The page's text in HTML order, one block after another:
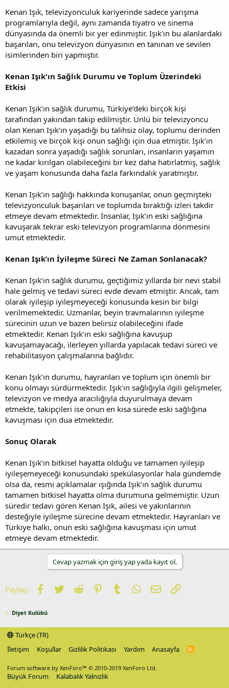
Kenan Işık, televizyonculuk kariyerinde sadece yarışma
programlarıyla değil, aynı zamanda tiyatro ve sinema
dünyasında da önemli bir yer edinmiştir. Işık’ın bu alanlardaki
başarıları, onu televizyon dünyasının en tanınan ve sevilen
isimlerinden biri yapmıştır.
Kenan Işık'ın Sağlık Durumu ve Toplum Üzerindeki
Etkisi
Kenan Işık’ın sağlık durumu, Türkiye’deki birçok kişi
tarafından yakından takip edilmiştir. Ünlü bir televizyoncu
olan Kenan Işık’ın yaşadığı bu talihsiz olay, toplumu derinden
etkilemiş ve birçok kişi onun sağlığı için dua etmiştir. Işık’ın
kazadan sonra yaşadığı sağlık sorunları, insanların yaşamın
ne kadar kırılgan olabileceğini bir kez daha hatırlatmış, sağlık
ve yaşam konusunda daha fazla farkındalık yaratmıştır.
Kenan Işık’ın sağlığı hakkında konuşanlar, onun geçmişteki
televizyonculuk başarıları ve toplumda bıraktığı izleri takdir
etmeye devam etmektedir. İnsanlar, Işık’ın eski sağlığına
kavuşarak tekrar eski televizyon programlarına dönmesini
umut etmektedir.
Kenan Işık’ın İyileşme Süreci Ne Zaman Sonlanacak?
Kenan Işık’ın sağlık durumu, geçtiğimiz yıllarda bir nevi stabil
hale gelmiş ve tedavi süreci evde devam etmiştir. Ancak, tam
olarak iyileşip iyileşmeyeceği konusunda kesin bir bilgi
verilmemektedir. Uzmanlar, beyin travmalarının iyileşme
sürecinin uzun ve bazen belirsiz olabileceğini ifade
etmektedir. Kenan Işık’ın eski sağlığına kavuşup
kavuşamayacağı, ilerleyen yıllarda yapılacak tedavi süreci ve
rehabilitasyon çalışmalarına bağlıdır.
Kenan Işık’ın durumu, hayranları ve toplum için önemli bir
konu olmayı sürdürmektedir. Işık’ın sağlığıyla ilgili gelişmeler,
televizyon ve medya aracılığıyla duyurulmaya devam
etmekte, takipçileri ise onun en kısa sürede eski sağlığına
kavuşması için dua etmektedir.
Sonuç Olarak
Kenan Işık’ın bitkisel hayatta olduğu ve tamamen iyileşip
iyileşemeyeceği konusundaki spekülasyonlar hala gündemde
olsa da, resmi açıklamalar ışığında Işık’ın sağlık durumu
tamamen bitkisel hayatta olma durumuna gelmemiştir. Uzun
süredir tedavi gören Kenan Işık, ailesi ve yakınlarının
desteğiyle iyileşme sürecine devam etmektedir. Hayranları ve
Türkiye halkı, onun eski sağlığına kavuşması için umut
etmeye devam etmektedir.
Cevap yazmak için giriş yap yada kayıt ol.
Paylaş: Facebook
TwitterReddit PinterestTumblrWhatsApp
E-postaLink
Diyet Kulübü
Türkçe (TR)
İletişim
Koşullar Gizlilik Politikası Yardım Anasayfa
R
Forum software by XenForo™ © 2010-2019 XenForo Ltd.
Büyük Forum Kalabalık Yalnızlık